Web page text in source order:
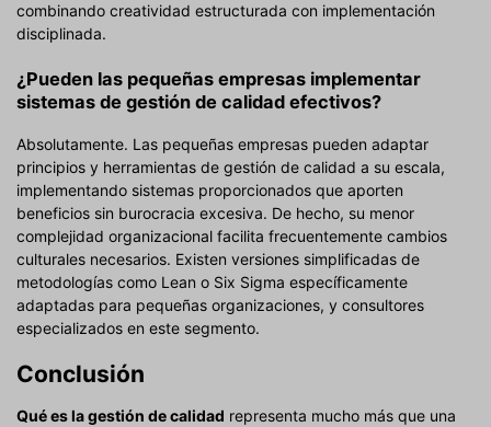
combinando creatividad estructurada con implementación
disciplinada.
¿Pueden las pequeñas empresas implementar
sistemas de gestión de calidad efectivos?
Absolutamente. Las pequeñas empresas pueden adaptar
principios y herramientas de gestión de calidad a su escala,
implementando sistemas proporcionados que aporten
beneficios sin burocracia excesiva. De hecho, su menor
complejidad organizacional facilita frecuentemente cambios
culturales necesarios. Existen versiones simplificadas de
metodologías como Lean o Six Sigma específicamente
adaptadas para pequeñas organizaciones, y consultores
especializados en este segmento.
Conclusión
Qué es la gestión de calidad representa mucho más que una